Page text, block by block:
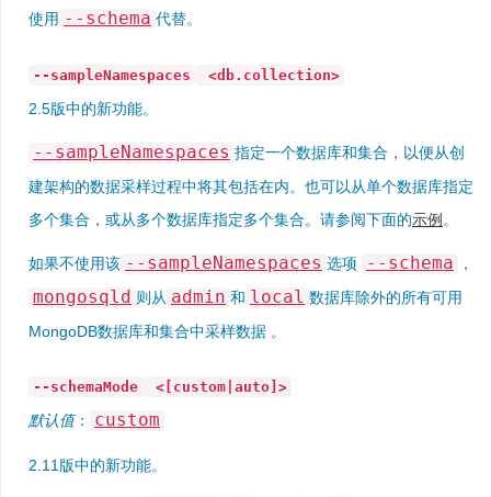
使用 --schema 代替。
--sampleNamespaces <db.collection>
2.5版中的新功能。
--sampleNamespaces 指定一个数据库和集合，以便从创
建架构的数据采样过程中将其包括在内。也可以从单个数据库指定
多个集合，或从多个数据库指定多个集合。请参阅下面的示例 。
如果不使用该 --sampleNamespaces 选项 --schema ，
mongosqld 则从 admin 和 local 数据库除外的所有可用
MongoDB数据库和集合中采样数据 。
--schemaMode <[custom|auto]>
默认值： custom
2.11版中的新功能。